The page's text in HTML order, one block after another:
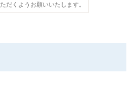
だくようお願いいたします。